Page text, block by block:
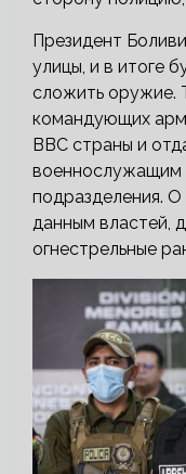
Президент
улицы, и в итоге
сложить оружие.
командующих
ВВС страны и
военнослужащим
подразделения.
данным властей,
огнестрельные